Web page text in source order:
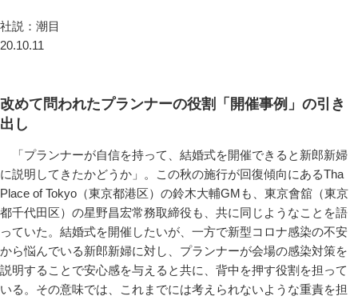
社説：潮目
20.10.11
改めて問われたプランナーの役割「開催事例」の引き
出し
「プランナーが自信を持って、結婚式を開催できると新郎新婦
に説明してきたかどうか」。この秋の施行が回復傾向にあるTha
Place of Tokyo（東京都港区）の鈴木大輔GMも、東京會舘（東京
都千代田区）の星野昌宏常務取締役も、共に同じようなことを語
っていた。結婚式を開催したいが、一方で新型コロナ感染の不安
から悩んでいる新郎新婦に対し、プランナーが会場の感染対策を
説明することで安心感を与えると共に、背中を押す役割を担って
いる。その意味では、これまでには考えられないような重責を担